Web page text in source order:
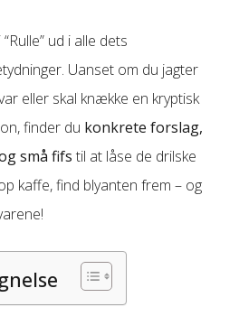
ud i alle dets
Uanset om du jagter
eller skal knække en kryptisk
finder du konkrete forslag,
små fifs til at låse de drilske
kaffe, find blyanten frem – og